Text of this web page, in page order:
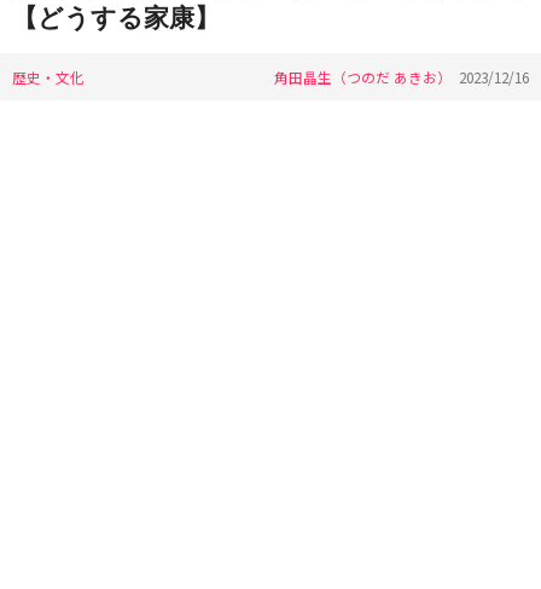
【どうする家康】
歴史・文化 角田晶生（つのだ あきお） 2023/12/16